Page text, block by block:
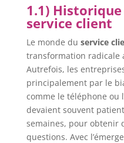
1.1)
service client
Le monde du service
transformation radicale
Autrefois, les
principalement par le
comme le téléphone ou
devaient souvent
semaines, pour obtenir
questions. Avec